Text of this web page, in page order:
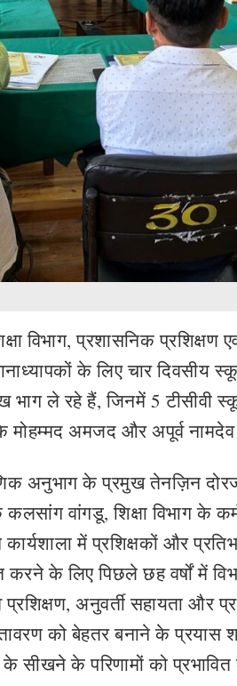
विभाग, प्रशासनिक
के लिए चार दिवसीय
भाग ले रहे हैं, जिनमें 5 टीसीवी
मोहम्मद अमजद और अपूर्व नामदेव
अनुभाग के प्रमुख तेनज़िन
वांगडू, शिक्षा विभाग के
में प्रशिक्षकों और
के लिए पिछले छह वर्षों में
अनुवर्ती सहायता और
को बेहतर बनाने के प्रयास
सीखने के परिणामों को